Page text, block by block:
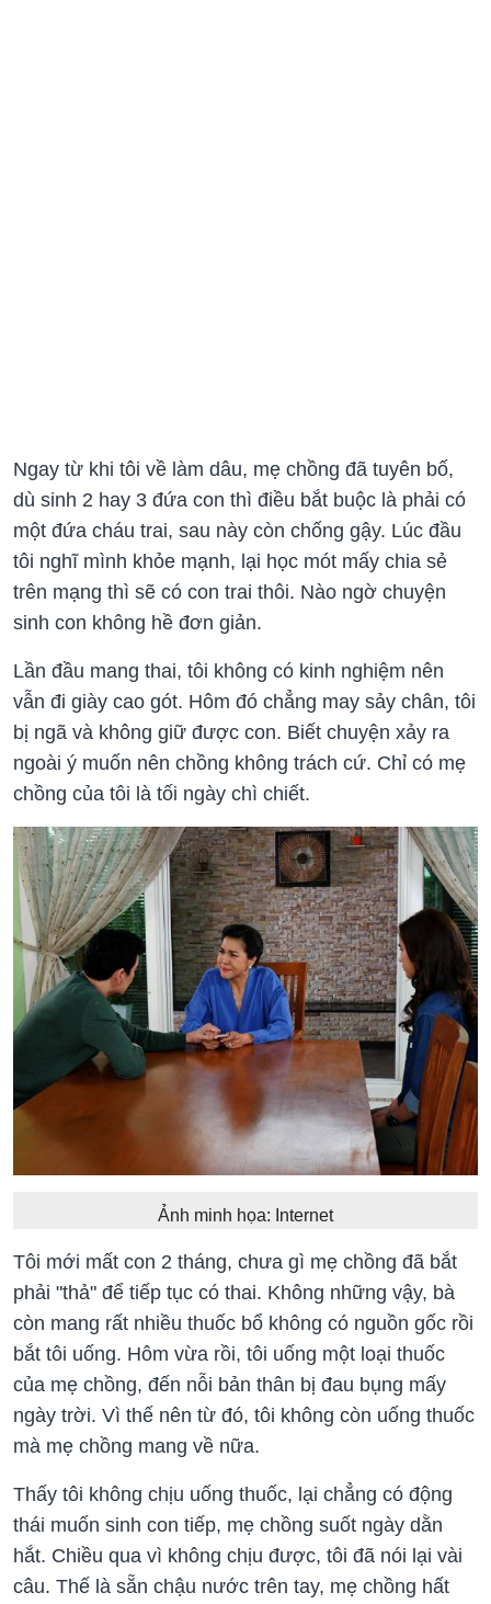
Ngay từ khi tôi về làm dâu, mẹ chồng đã tuyên bố,
dù sinh 2 hay 3 đứa con thì điều bắt buộc là phải có
một đứa cháu trai, sau này còn chống gậy. Lúc đầu
tôi nghĩ mình khỏe mạnh, lại học mót mấy chia sẻ
trên mạng thì sẽ có con trai thôi. Nào ngờ chuyện
sinh con không hề đơn giản.
Lần đầu mang thai, tôi không có kinh nghiệm nên
vẫn đi giày cao gót. Hôm đó chẳng may sảy chân, tôi
bị ngã và không giữ được con. Biết chuyện xảy ra
ngoài ý muốn nên chồng không trách cứ. Chỉ có mẹ
chồng của tôi là tối ngày chì chiết.
Ảnh minh họa: Internet
Tôi mới mất con 2 tháng, chưa gì mẹ chồng đã bắt
phải "thả" để tiếp tục có thai. Không những vậy, bà
còn mang rất nhiều thuốc bổ không có nguồn gốc rồi
bắt tôi uống. Hôm vừa rồi, tôi uống một loại thuốc
của mẹ chồng, đến nỗi bản thân bị đau bụng mấy
ngày trời. Vì thế nên từ đó, tôi không còn uống thuốc
mà mẹ chồng mang về nữa.
Thấy tôi không chịu uống thuốc, lại chẳng có động
thái muốn sinh con tiếp, mẹ chồng suốt ngày dằn
hắt. Chiều qua vì không chịu được, tôi đã nói lại vài
câu. Thế là sẵn chậu nước trên tay, mẹ chồng hất